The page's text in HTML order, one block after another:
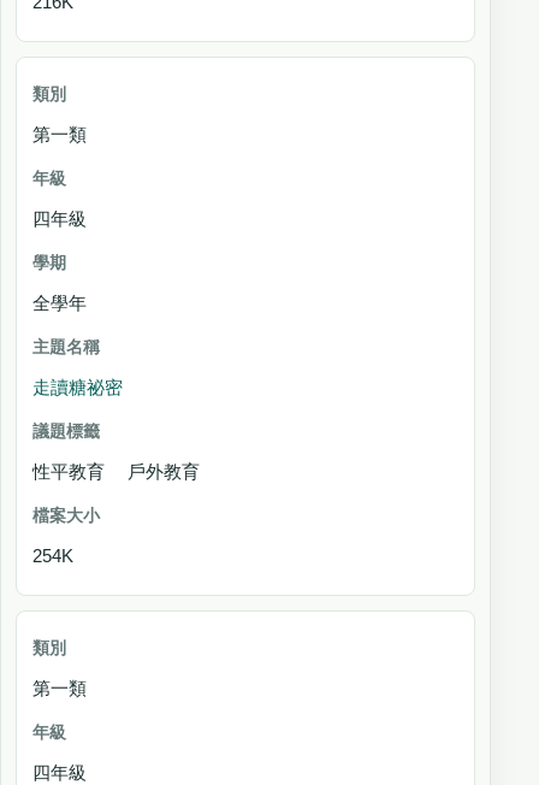
第一類
四年級
全學年
走讀糖祕密
性平教育 戶外教育
254K
第一類
四年級